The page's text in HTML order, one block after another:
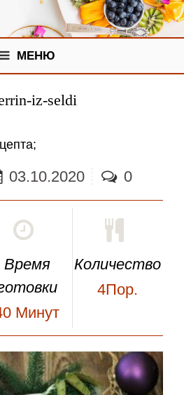
МЕНЮ
iz-seldi
;
03.10.2020 0
Время
Минут
Количество
4Пор.